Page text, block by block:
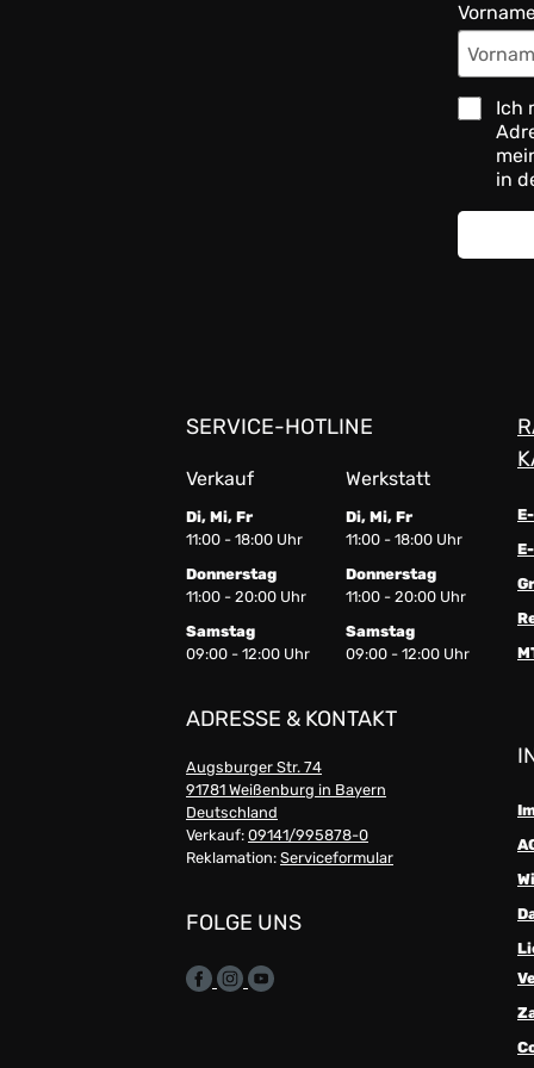
Ich
in
SERVICE-HOTLINE
Verkauf Werkstatt
Di, Mi, Fr
11:00 - 18:00 Uhr
Di, Mi, Fr
11:00 - 18:00 Uhr
Donnerstag
11:00 - 20:00 Uhr
Donnerstag
11:00 - 20:00 Uhr
Samstag
09:00 - 12:00 Uhr
Samstag
09:00 - 12:00 Uhr
ADRESSE & KONTAKT
Augsburger Str. 74
91781 Weißenburg in Bayern
Deutschland
Verkauf: 09141/995878-0
Reklamation: Serviceformular
FOLGE UNS